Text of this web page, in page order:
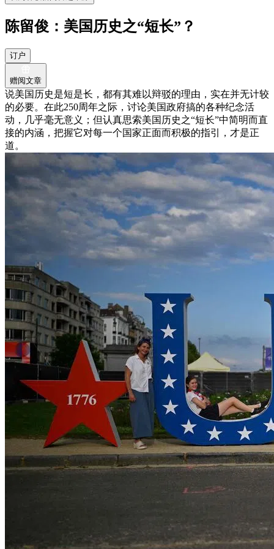
陈留俊：美国历史之“短长”？
订户
赠阅文章
说美国历史是短是长，都有其难以辩驳的理由，实在并无计较
的必要。在此250周年之际，讨论美国政府搞的各种纪念活
动，几乎毫无意义；但认真思索美国历史之“短长”中简明而直
接的内涵，把握它对每一个国家正面而积极的指引，才是正
道。